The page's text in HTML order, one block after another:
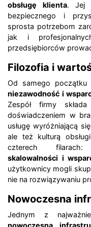
obsługę klienta. Jej
bezpiecznego i
sprosta potrzebom
jak i
przedsiębiorców
Filozofia i
Od samego początku
niezawodność i
Zespół firmy
doświadczeniem w
usługę wyróżniającą
ale też kulturą
czterech
skalowalności i
użytkownicy mogli
nie na rozwiązywaniu
Nowoczesna
Jednym z